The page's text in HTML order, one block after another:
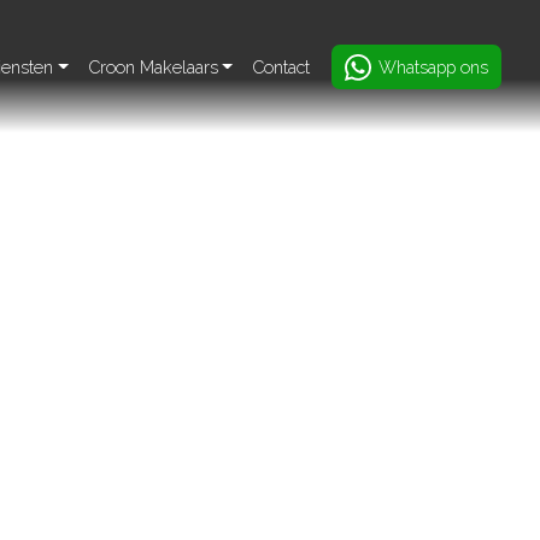
Croon Makelaars Contact Whatsapp ons